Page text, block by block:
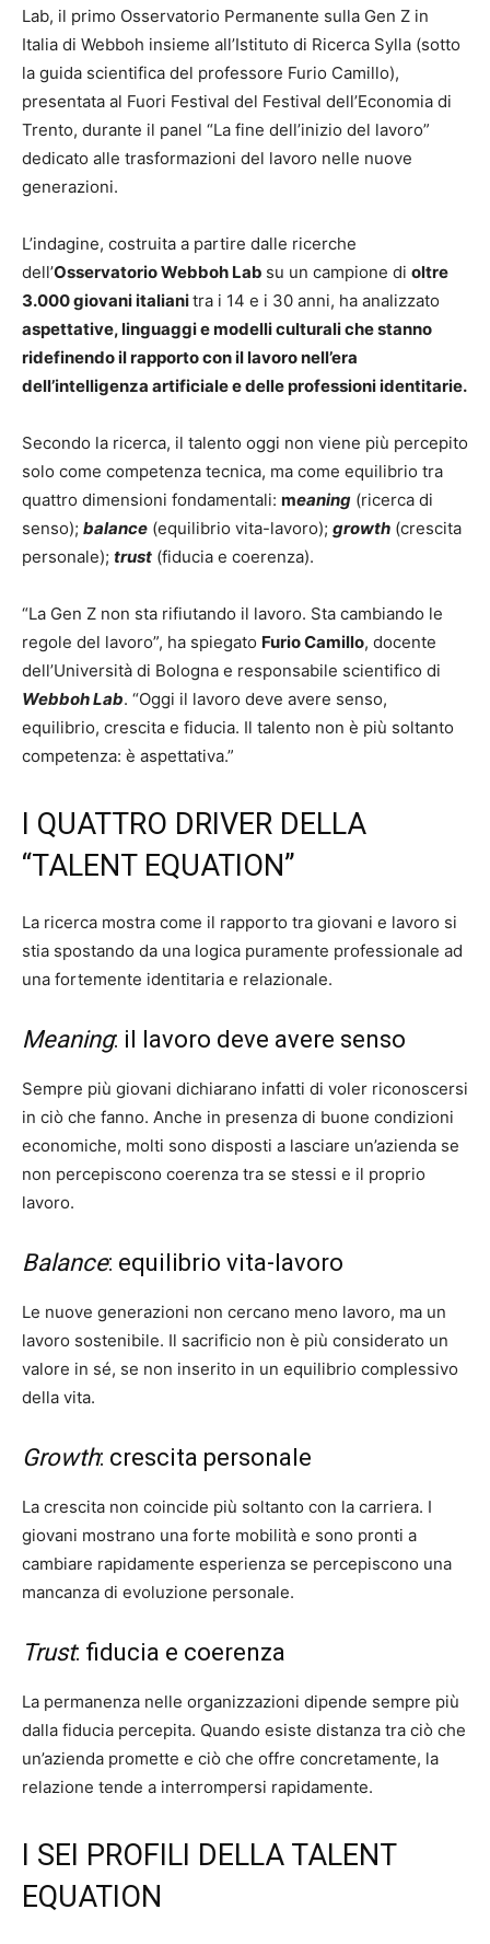
Lab, il primo Osservatorio Permanente sulla Gen Z in
Italia di Webboh insieme all’Istituto di Ricerca Sylla (sotto
la guida scientifica del professore Furio Camillo),
presentata al Fuori Festival del Festival dell’Economia di
Trento, durante il panel “La fine dell’inizio del lavoro”
dedicato alle trasformazioni del lavoro nelle nuove
generazioni.
L’indagine, costruita a partire dalle ricerche
dell’Osservatorio Webboh Lab su un campione di oltre
3.000 giovani italianitra i 14 e i 30 anni, ha analizzato
aspettative, linguaggi e modelli culturali che stanno
ridefinendo il rapporto con il lavoro nell’era
dell’intelligenza artificiale e delle professioni identitarie.
Secondo la ricerca, il talento oggi non viene più percepito
solo come competenza tecnica, ma come equilibrio tra
quattro dimensioni fondamentali: meaning (ricerca di
senso); balance (equilibrio vita-lavoro); growth (crescita
personale); trust (fiducia e coerenza).
“La Gen Z non sta rifiutando il lavoro. Sta cambiando le
regole del lavoro”, ha spiegato Furio Camillo, docente
dell’Università di Bologna e responsabile scientifico di
Webboh Lab. “Oggi il lavoro deve avere senso,
equilibrio, crescita e fiducia. Il talento non è più soltanto
competenza: è aspettativa.”
I QUATTRO DRIVER DELLA
“TALENT EQUATION”
La ricerca mostra come il rapporto tra giovani e lavoro si
stia spostando da una logica puramente professionale ad
una fortemente identitaria e relazionale.
Meaning: il lavoro deve avere senso
Sempre più giovani dichiarano infatti di voler riconoscersi
in ciò che fanno. Anche in presenza di buone condizioni
economiche, molti sono disposti a lasciare un’azienda se
non percepiscono coerenza tra se stessi e il proprio
lavoro.
Balance: equilibrio vita-lavoro
Le nuove generazioni non cercano meno lavoro, ma un
lavoro sostenibile. Il sacrificio non è più considerato un
valore in sé, se non inserito in un equilibrio complessivo
della vita.
Growth: crescita personale
La crescita non coincide più soltanto con la carriera. I
giovani mostrano una forte mobilità e sono pronti a
cambiare rapidamente esperienza se percepiscono una
mancanza di evoluzione personale.
Trust: fiducia e coerenza
La permanenza nelle organizzazioni dipende sempre più
dalla fiducia percepita. Quando esiste distanza tra ciò che
un’azienda promette e ciò che offre concretamente, la
relazione tende a interrompersi rapidamente.
I SEI PROFILI DELLA TALENT
EQUATION